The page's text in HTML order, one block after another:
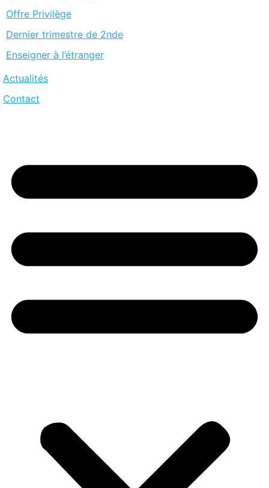
Offre Privilège
Dernier trimestre de 2nde
Enseigner à l’étranger
Actualités
Contact